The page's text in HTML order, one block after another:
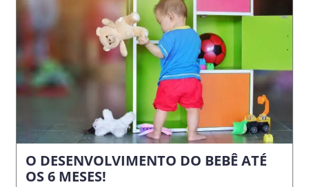
O DESENVOLVIMENTO DO BEBÊ ATÉ
OS 6 MESES!